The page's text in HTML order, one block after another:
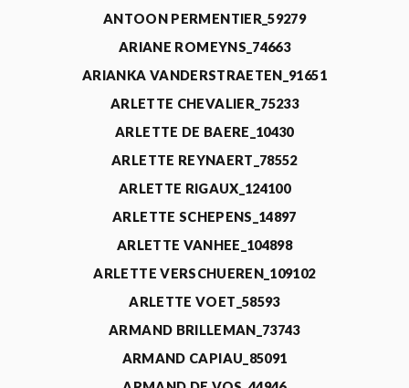
ANTOON PERMENTIER_59279
ARIANE ROMEYNS_74663
ARIANKA VANDERSTRAETEN_91651
ARLETTE CHEVALIER_75233
ARLETTE DE BAERE_10430
ARLETTE REYNAERT_78552
ARLETTE RIGAUX_124100
ARLETTE SCHEPENS_14897
ARLETTE VANHEE_104898
ARLETTE VERSCHUEREN_109102
ARLETTE VOET_58593
ARMAND BRILLEMAN_73743
ARMAND CAPIAU_85091